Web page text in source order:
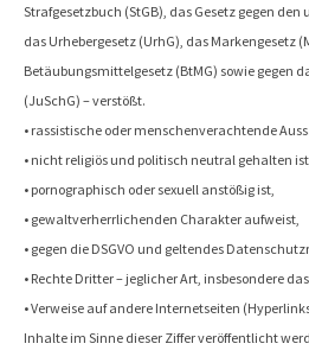
Strafgesetzbuch (StGB), das Gesetz gegen den
das Urhebergesetz (UrhG), das Markengesetz
Betäubungsmittelgesetz (BtMG) sowie gegen
(JuSchG) – verstößt.
• rassistische oder menschenverachtende
• nicht religiös und politisch neutral gehalten ist,
• pornographisch oder sexuell anstößig ist,
• gewaltverherrlichenden Charakter aufweist,
• gegen die DSGVO und geltendes
• Rechte Dritter – jeglicher Art, insbesondere
• Verweise auf andere Internetseiten
Inhalte im Sinne dieser Ziffer veröffentlicht